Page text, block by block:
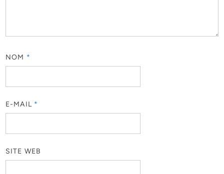
NOM *
E-MAIL *
SITE WEB